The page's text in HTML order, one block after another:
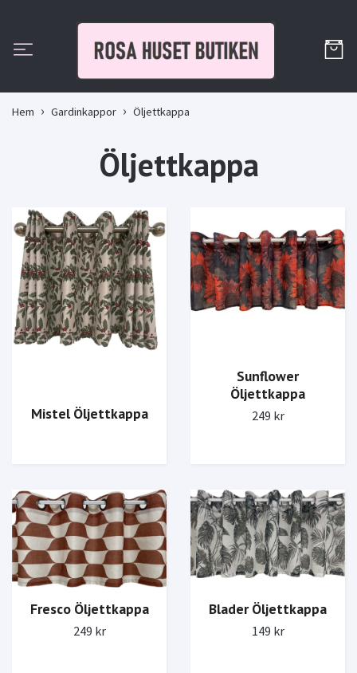
Hem Gardinkappor Öljettkappa
Öljettkappa
Mistel Öljettkappa
Sunflower
Öljettkappa
249 kr
Fresco Öljettkappa
249 kr
Blader Öljettkappa
149 kr